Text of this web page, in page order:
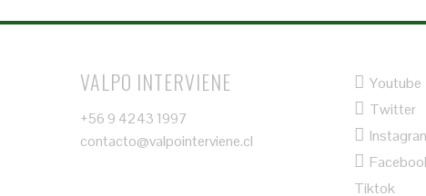
VALPO INTERVIENE
+56 9 4243 1997
contacto@valpointerviene.cl
Youtube
Twitter
Tiktok